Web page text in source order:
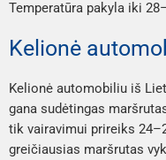
Temperatūra pakyla iki
Kelionė
Kelionė automobiliu iš
gana sudėtingas
tik vairavimui prireiks
greičiausias maršrutas